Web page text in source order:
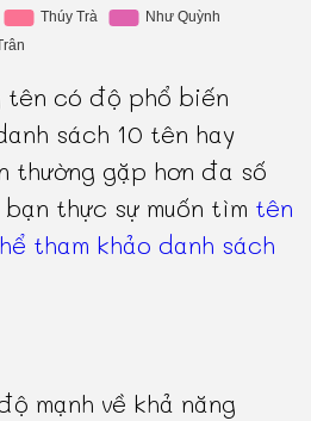
tên có độ phổ biến
sách 10 tên hay
thường gặp hơn đa số
thực sự muốn tìm tên
tham khảo danh sách
mạnh về khả năng